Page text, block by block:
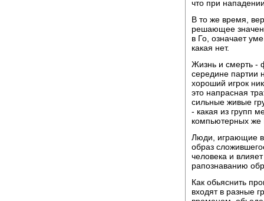
что при
В то же время,
решающее
в Го, означает
какая нет.
Жизнь и смерть -
середине партии
хороший игрок
это напрасная
сильные живые
- какая из групп
компьютерных же
Люди, играющие
образ
человека и
рапознаванию
Как обьяснить
входят в разные